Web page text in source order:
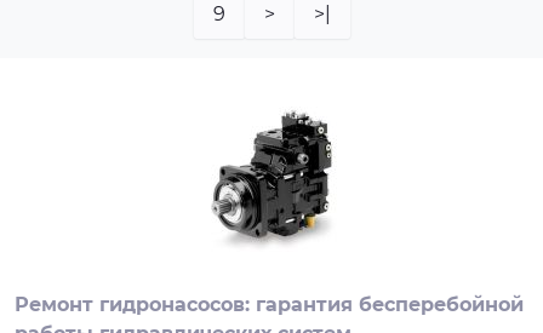
9 > >|
Ремонт гидронасосов: гарантия бесперебойной